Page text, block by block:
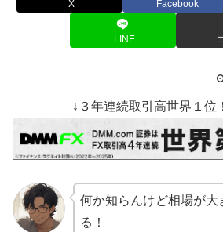
X Facebook
LINE
↓３年連続取引高世界１位
何か知らんけど相場が大
る！